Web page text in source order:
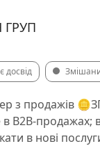
досвід
з продажів
B2B-продажах;
в нові